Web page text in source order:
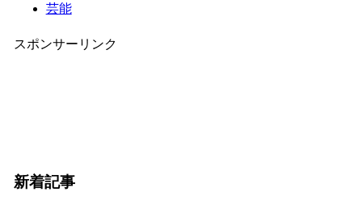
芸能
スポンサーリンク
新着記事